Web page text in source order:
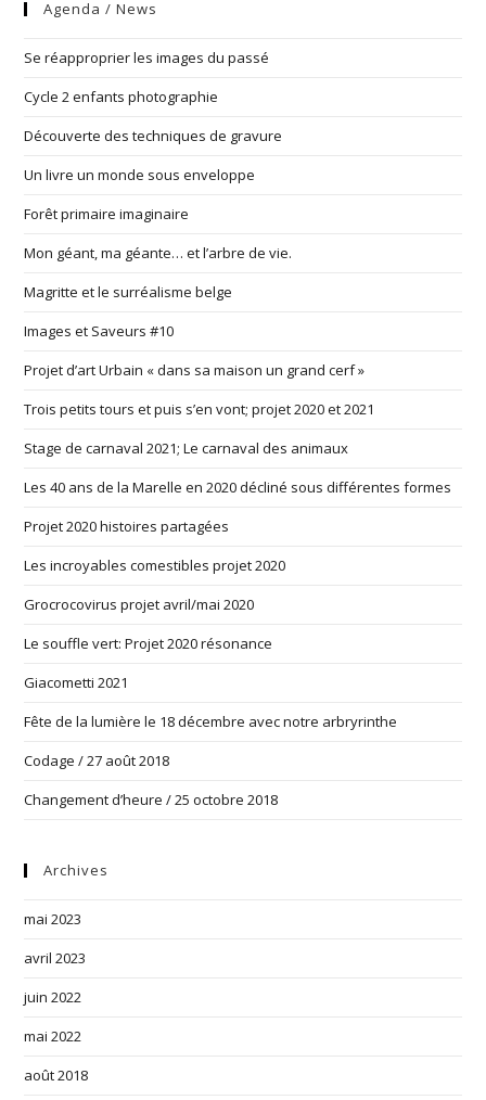
Agenda / News
Se réapproprier les images du passé
Cycle 2 enfants photographie
Découverte des techniques de gravure
Un livre un monde sous enveloppe
Forêt primaire imaginaire
Mon géant, ma géante… et l’arbre de vie.
Magritte et le surréalisme belge
Images et Saveurs #10
Projet d’art Urbain « dans sa maison un grand cerf »
Trois petits tours et puis s’en vont; projet 2020 et 2021
Stage de carnaval 2021; Le carnaval des animaux
Les 40 ans de la Marelle en 2020 décliné sous différentes formes
Projet 2020 histoires partagées
Les incroyables comestibles projet 2020
Grocrocovirus projet avril/mai 2020
Le souffle vert: Projet 2020 résonance
Giacometti 2021
Fête de la lumière le 18 décembre avec notre arbryrinthe
Codage / 27 août 2018
Changement d’heure / 25 octobre 2018
Archives
mai 2023
avril 2023
juin 2022
mai 2022
août 2018